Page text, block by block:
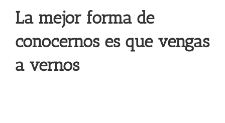
La mejor forma de
conocernos es que vengas
a vernos